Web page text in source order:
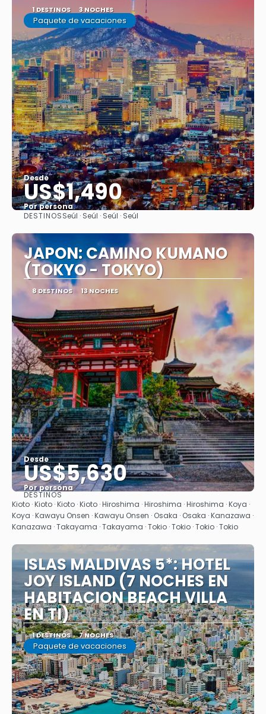
1 DESTINOS 3 NOCHES
Paquete de vacaciones
Desde
US$1,490
Por persona
Ver
DESTINOSSeúl · Seúl · Seúl · Seúl
JAPON: CAMINO KUMANO
(TOKYO - TOKYO)
8 DESTINOS 13 NOCHES
Desde
US$5,630
Por persona
Ver
DESTINOS
Kioto · Kioto · Kioto · Kioto · Hiroshima · Hiroshima · Hiroshima · Koya ·
Koya · Kawayu Onsen · Kawayu Onsen · Osaka · Osaka · Kanazawa ·
Kanazawa · Takayama · Takayama · Tokio · Tokio · Tokio · Tokio
ISLAS MALDIVAS 5*: HOTEL
JOY ISLAND (7 NOCHES EN
HABITACION BEACH VILLA
EN TI)
1 DESTINOS 7 NOCHES
Paquete de vacaciones